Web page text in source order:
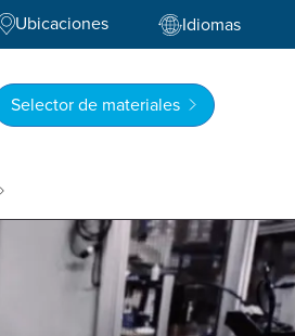
Ubicaciones Idiomas
Selector de materiales